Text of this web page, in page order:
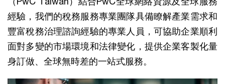
經驗，我們的稅務服務專業團隊具備瞭解產業需求和
豐富稅務治理諮詢經驗的專業人員，可協助企業順利
面對多變的市場環境和法律變化，提供企業客製化量
身訂做、全球無時差的一站式服務。